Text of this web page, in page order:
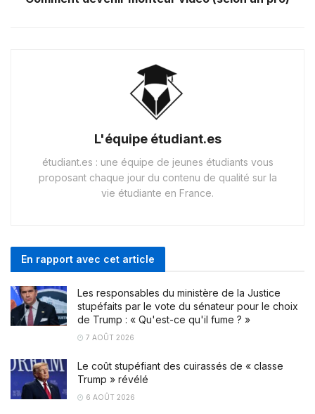
L'équipe étudiant.es
étudiant.es : une équipe de jeunes étudiants vous
proposant chaque jour du contenu de qualité sur la
vie étudiante en France.
En rapport avec cet article
Les responsables du ministère de la Justice
stupéfaits par le vote du sénateur pour le choix
de Trump : « Qu'est-ce qu'il fume ? »
7 AOÛT 2026
Le coût stupéfiant des cuirassés de « classe
Trump » révélé
6 AOÛT 2026